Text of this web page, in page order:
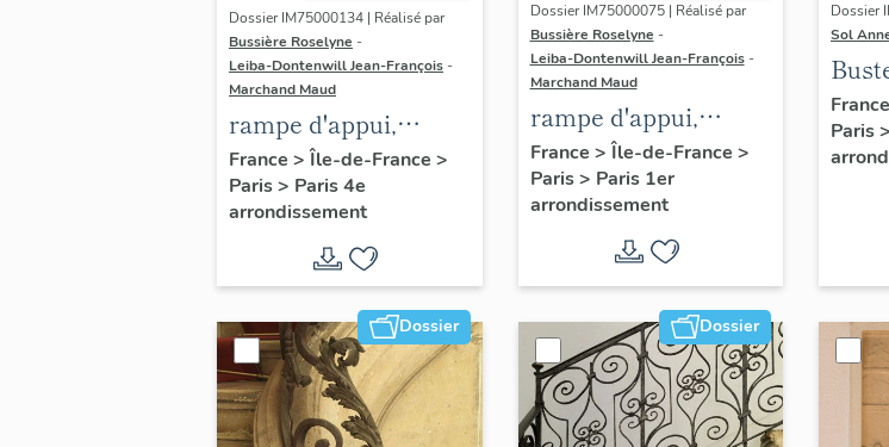
Dossier IM75000134 | Réalisé par
Bussière Roselyne -
Leiba-Dontenwill Jean-François -
Marchand Maud
rampe d'appui,
escalier de la maison
à porte cochère dite
hôtel Charpentier
(non étudié)
France > Île-de-France >
Paris> Paris 4e
arrondissement
Dossier IM75000075 | Réalisé par
Bussière Roselyne -
Leiba-Dontenwill Jean-François -
Marchand Maud
rampe d'appui,
escalier de la maison
à porte cochère (non
étudié)
France > Île-de-France >
Paris> Paris 1er
arrondissement
Dossier
Sol
France
Paris>
Dossier Dossier